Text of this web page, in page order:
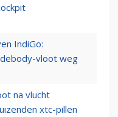
IndiGo:
vloot weg
na vlucht
xtc-pillen